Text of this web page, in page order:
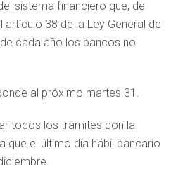
sistema financiero que, de
38 de la Ley General de
cada año los bancos no
al próximo martes 31.
todos los trámites con la
que el último día hábil bancario